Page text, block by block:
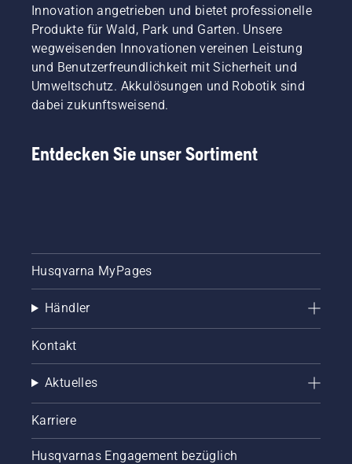
Innovation angetrieben und bietet professionelle
Produkte für Wald, Park und Garten. Unsere
wegweisenden Innovationen vereinen Leistung
und Benutzerfreundlichkeit mit Sicherheit und
Umweltschutz. Akkulösungen und Robotik sind
dabei zukunftsweisend.
Entdecken Sie unser Sortiment
Husqvarna MyPages
Händler
Kontakt
Aktuelles
Karriere
Husqvarnas Engagement bezüglich